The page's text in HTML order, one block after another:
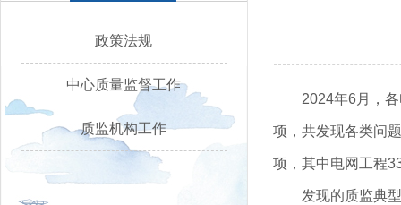
政策法规
中心质量监督工作
质监机构工作
2024年6月，
项，共发现各类问
项，其中电网工程
发现的质监典